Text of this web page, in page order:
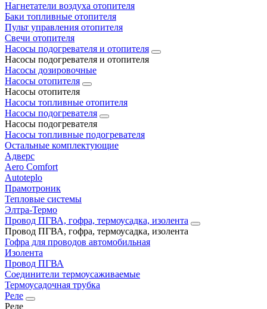
Нагнетатели воздуха отопителя
Баки топливные отопителя
Пульт управления отопителя
Свечи отопителя
Насосы подогревателя и отопителя
Насосы подогревателя и отопителя
Насосы дозировочные
Насосы отопителя
Насосы отопителя
Насосы топливные отопителя
Насосы подогревателя
Насосы подогревателя
Насосы топливные подогревателя
Остальные комплектующие
Адверс
Aero Comfort
Autoteplo
Прамотроник
Тепловые системы
Элтра-Термо
Провод ПГВА, гофра, термоусадка, изолента
Провод ПГВА, гофра, термоусадка, изолента
Гофра для проводов автомобильная
Изолента
Провод ПГВА
Соединители термоусаживаемые
Термоусадочная трубка
Реле
Реле